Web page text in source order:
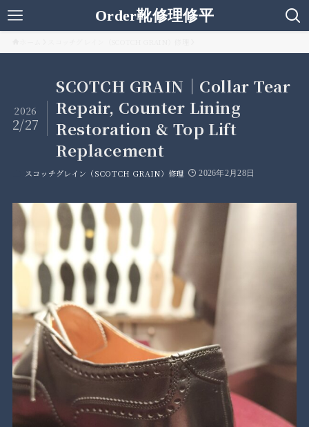
Order靴修理修平
SCOTCH GRAIN｜Collar Tear
Repair, Counter Lining
Restoration & Top Lift
Replacement
2026
2/27
スコッチグレイン（SCOTCH GRAIN）修理 2026年2月28日